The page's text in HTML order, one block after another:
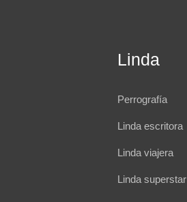
Linda
Perrografía
Linda escritora
Linda viajera
Linda superstar